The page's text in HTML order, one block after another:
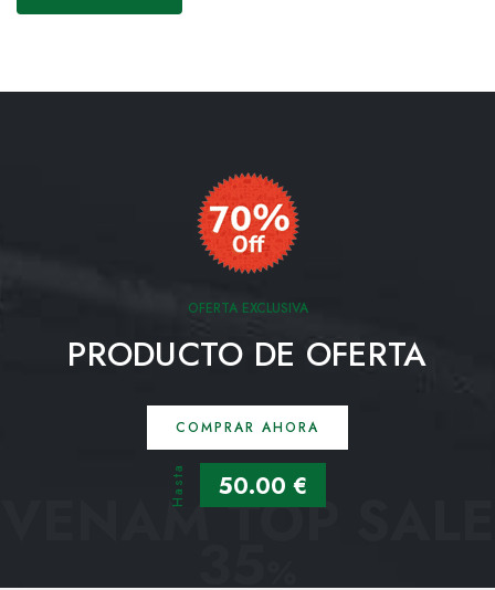
OFERTA EXCLUSIVA
PRODUCTO DE OFERTA
COMPRAR AHORA
Hasta 50.00 €
VENAM TOP SALE
35